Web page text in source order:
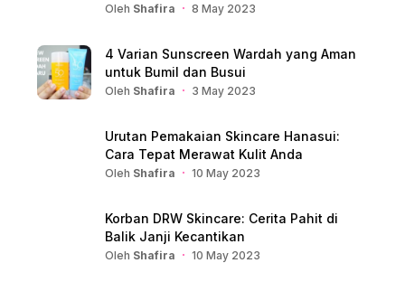
Oleh Shafira 8 May 2023
4 Varian Sunscreen Wardah yang Aman
untuk Bumil dan Busui
Oleh Shafira 3 May 2023
Urutan Pemakaian Skincare Hanasui:
Cara Tepat Merawat Kulit Anda
Oleh Shafira 10 May 2023
Korban DRW Skincare: Cerita Pahit di
Balik Janji Kecantikan
Oleh Shafira 10 May 2023